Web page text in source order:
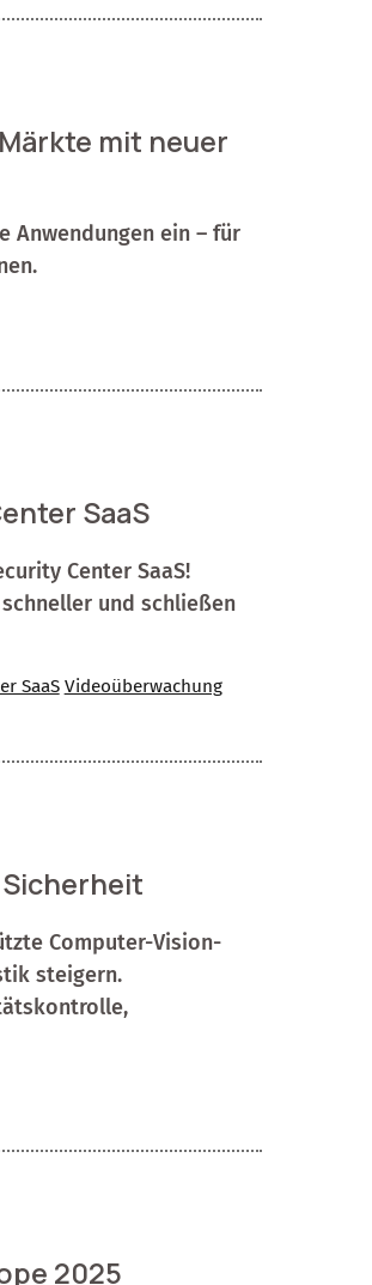
mit neuer
Anwendungen ein – für
SaaS
Center SaaS!
und schließen
SaaS Videoüberwachung
Sicherheit
Computer-Vision-
steigern.
2025